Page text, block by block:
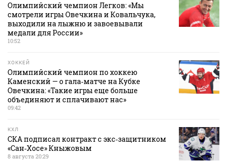
Олимпийский чемпион Легков: «Мы
смотрели игры Овечкина и Ковальчука,
выходили на лыжню и завоевывали
медали для России»
10:52
ХОККЕЙ
Олимпийский чемпион по хоккею
Каменский — о гала‑матче на Кубке
Овечкина: «Такие игры еще больше
объединяют и сплачивают нас»
09:42
КХЛ
СКА подписал контракт с экс‑защитником
«Сан‑Хосе» Кныжовым
8 августа 20:29